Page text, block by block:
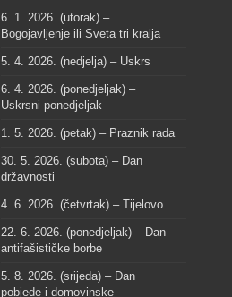
6. 1. 2026. (utorak) –
Bogojavljenje ili Sveta tri kralja
5. 4. 2026. (nedjelja) – Uskrs
6. 4. 2026. (ponedjeljak) –
Uskrsni ponedjeljak
1. 5. 2026. (petak) – Praznik rada
30. 5. 2026. (subota) – Dan
državnosti
4. 6. 2026. (četvrtak) – Tijelovo
22. 6. 2026. (ponedjeljak) – Dan
antifašističke borbe
5. 8. 2026. (srijeda) – Dan
pobjede i domovinske